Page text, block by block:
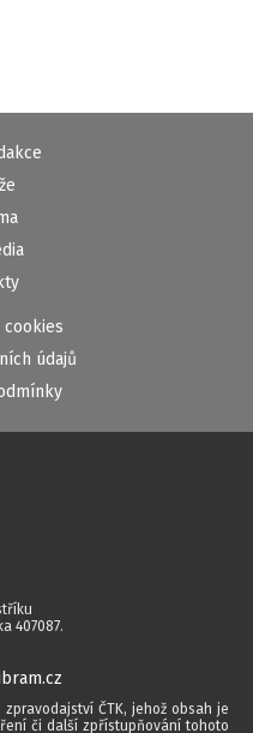
údajů
407087.
ČTK, jehož obsah je
či další zpřístupňování tohoto